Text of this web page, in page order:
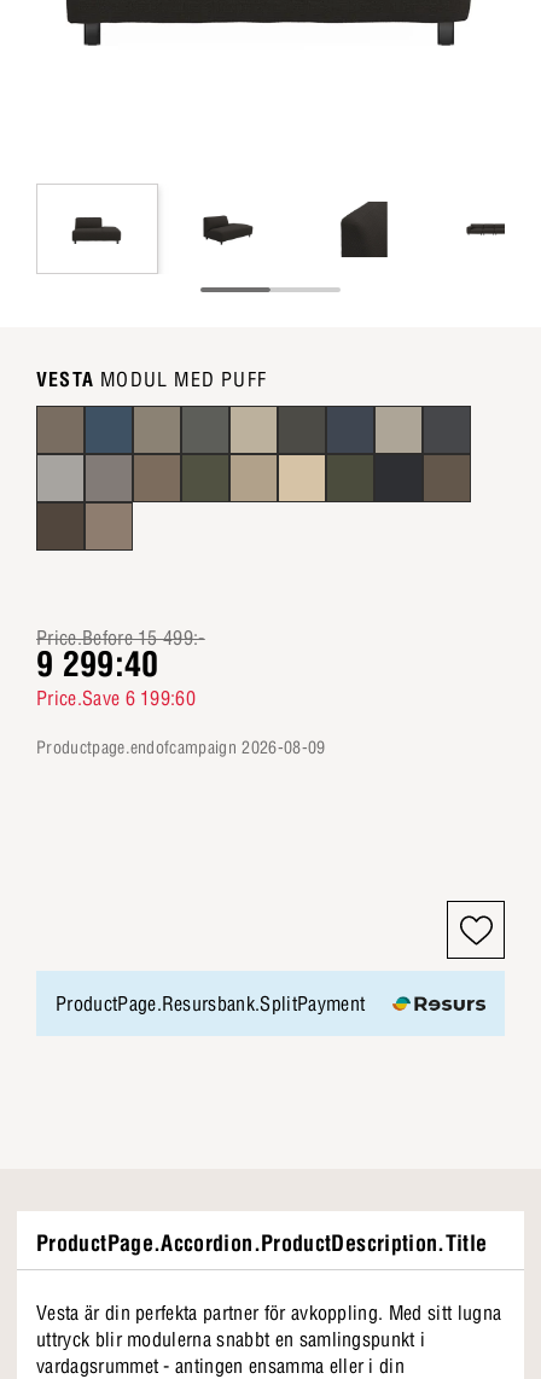
VESTA MODUL MED PUFF
Price.Before 15 499:-
9 299:40
Price.Save 6 199:60
productpage.endofcampaign 2026-08-09
ProductPage.Resursbank.SplitPayment
ProductPage.Accordion.ProductDescription.Title
Vesta är din perfekta partner för avkoppling. Med sitt lugna
uttryck blir modulerna snabbt en samlingspunkt i
vardagsrummet - antingen ensamma eller i din